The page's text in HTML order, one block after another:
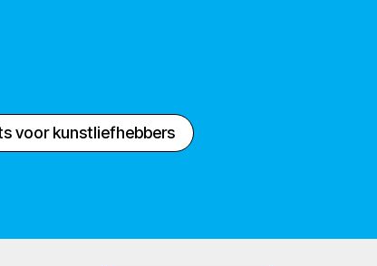
voor kunstliefhebbers